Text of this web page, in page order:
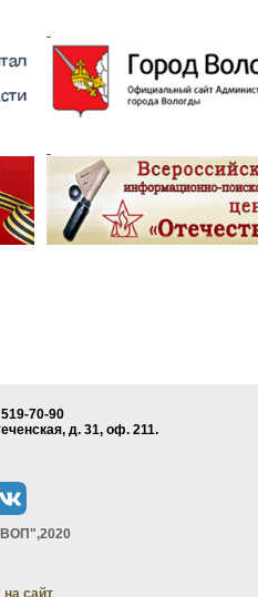
70-90
д. 31, oф. 211.